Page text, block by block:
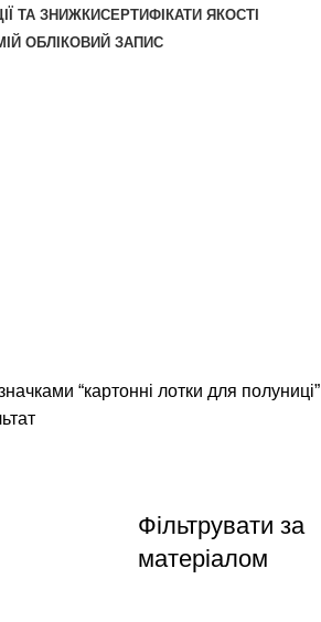
ТА ЗНИЖКИСЕРТИФІКАТИ ЯКОСТІ
ОБЛІКОВИЙ ЗАПИС
“картонні лотки для полуниці”
Фільтрувати за
матеріалом